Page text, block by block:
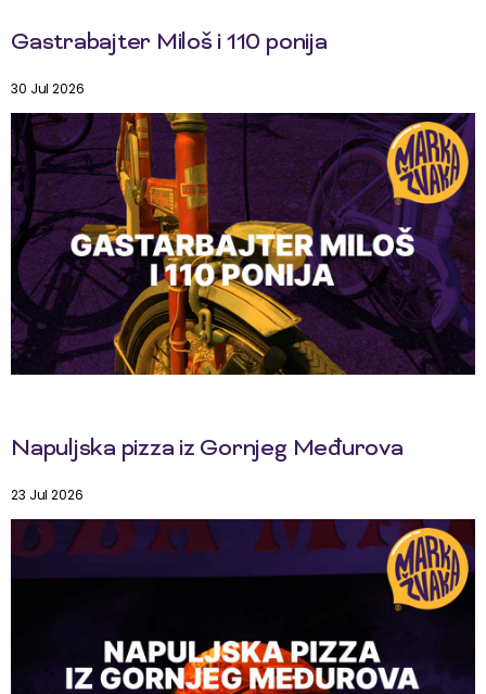
Gastrabajter Miloš i 110 ponija
30 Jul 2026
Napuljska pizza iz Gornjeg Međurova
23 Jul 2026